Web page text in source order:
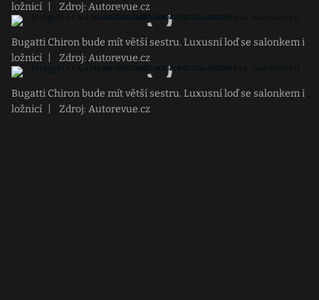
ložnicí
Zdroj: Autorevue.cz
Bugatti Chiron bude mít větší sestru. Luxusní loď se salonkem i
ložnicí
Zdroj: Autorevue.cz
Bugatti Chiron bude mít větší sestru. Luxusní loď se salonkem i
ložnicí
Zdroj: Autorevue.cz